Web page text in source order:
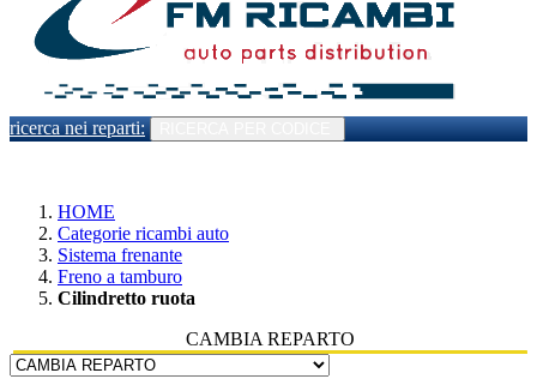
ricerca nei reparti:
HOME
Categorie ricambi auto
Sistema frenante
Freno a tamburo
Cilindretto ruota
CAMBIA REPARTO